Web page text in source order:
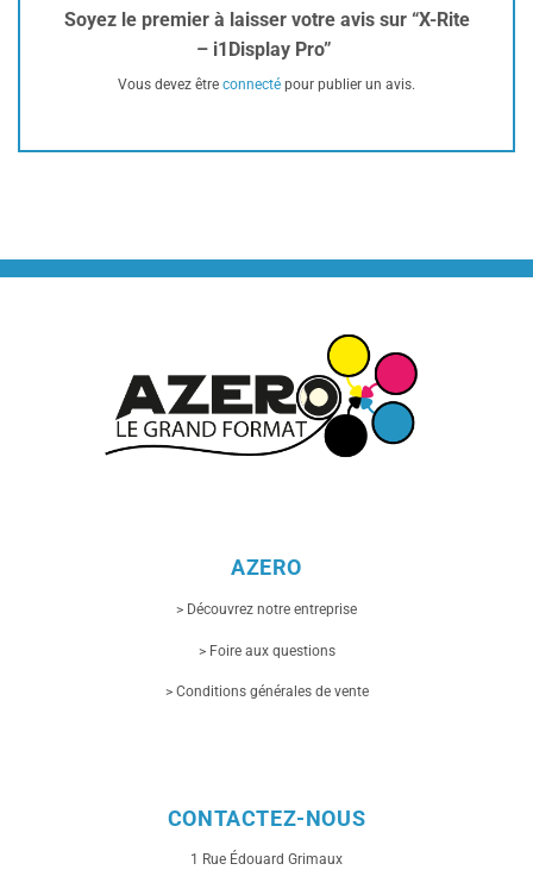
Soyez le premier à laisser votre avis sur “X-Rite
– i1Display Pro”
Vous devez être connecté pour publier un avis.
AZERO
> Découvrez notre entreprise
> Foire aux questions
> Conditions générales de vente
CONTACTEZ-NOUS
1 Rue Édouard Grimaux